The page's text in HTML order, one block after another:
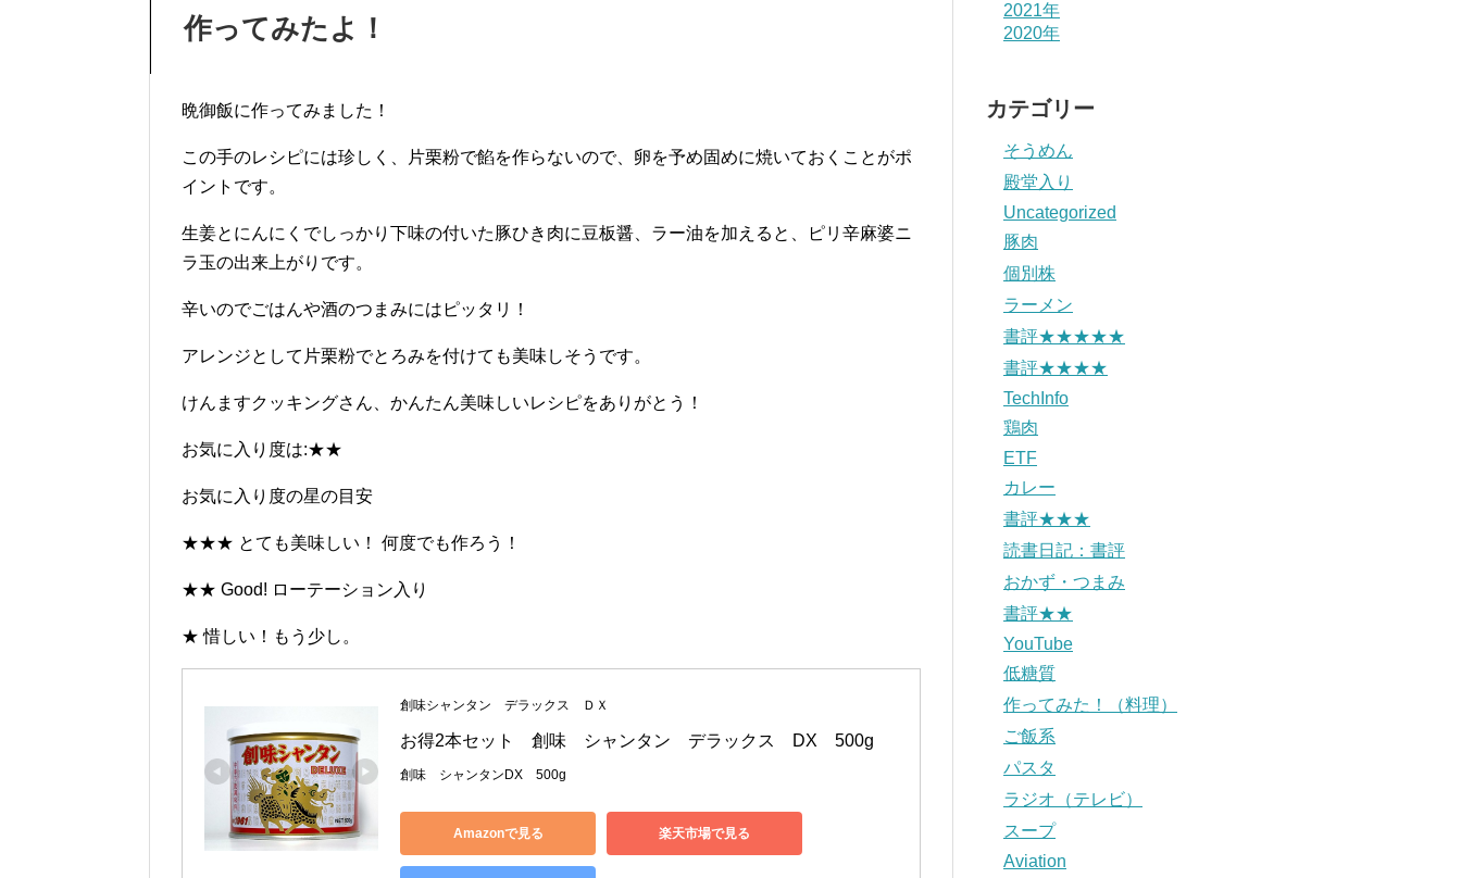
作ってみたよ！
晩御飯に作ってみました！
この手のレシピには珍しく、片栗粉で餡を作らないので、卵を予め固めに焼いておくことがポ
イントです。
生姜とにんにくでしっかり下味の付いた豚ひき肉に豆板醤、ラー油を加えると、ピリ辛麻婆ニ
ラ玉の出来上がりです。
辛いのでごはんや酒のつまみにはピッタリ！
アレンジとして片栗粉でとろみを付けても美味しそうです。
けんますクッキングさん、かんたん美味しいレシピをありがとう！
お気に入り度は:★★
お気に入り度の星の目安
★★★ とても美味しい！ 何度でも作ろう！
★★ Good! ローテーション入り
★ 惜しい！もう少し。
創味シャンタン デラックス ＤＸ
お得2本セット　創味　シャンタン　デラックス　DX　500g
創味 シャンタンDX 500g
Amazonで見る 楽天市場で見る
2021年
2020年
カテゴリー
そうめん
殿堂入り
Uncategorized
豚肉
個別株
ラーメン
書評★★★★★
書評★★★★
TechInfo
鶏肉
ETF
カレー
書評★★★
読書日記：書評
おかず・つまみ
書評★★
YouTube
低糖質
作ってみた！（料理）
ご飯系
パスタ
ラジオ（テレビ）
スープ
Aviation